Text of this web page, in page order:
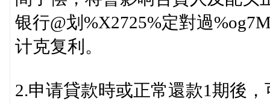
银行@划%X2725%定對過
计克复利。
2.申请貸款時或正常還款1期後